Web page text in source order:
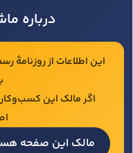
درباره
این اطلاعات از
اگر مالک این
مالک این صفحه